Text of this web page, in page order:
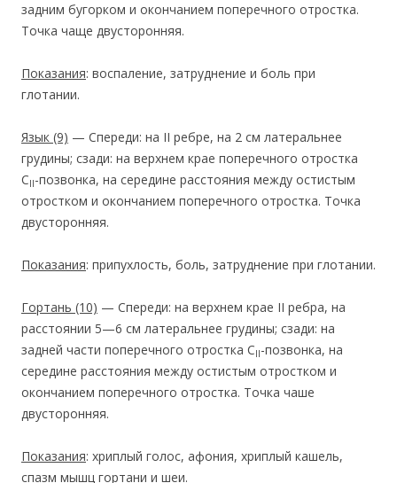
задним бугорком и окончанием поперечного отростка.
Точка чаще двусторонняя.
Показания: воспаление, затруднение и боль при
глотании.
Язык (9) — Спереди: на II ребре, на 2 см латеральнее
грудины; сзади: на верхнем крае поперечного отростка
СII-позвонка, на середине расстояния между остистым
отростком и окончанием поперечного отростка. Точка
двусторонняя.
Показания: припухлость, боль, затруднение при глотании.
Гортань (10) — Спереди: на верхнем крае II ребра, на
расстоянии 5—6 см латеральнее грудины; сзади: на
задней части поперечного отростка СII-позвонка, на
середине расстояния между остистым отростком и
окончанием поперечного отростка. Точка чаше
двусторонняя.
Показания: хриплый голос, афония, хриплый кашель,
спазм мышц гортани и шеи.